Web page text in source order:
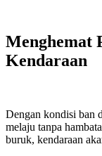
Menghemat
Kendaraan
Dengan kondisi ban
melaju tanpa
buruk, kendaraan